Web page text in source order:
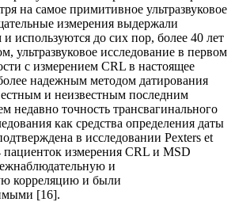
на самое примитивное ультразвуковое
измерения выдержали
используются до сих пор, более 40 лет
ультразвуковое исследование в первом
с измерением CRL в настоящее
надежным методом датирования
и неизвестным последним
недавно точность трансвагинального
как средства определения даты
в исследовании Pexters et
пациенток измерения CRL и MSD
и
корреляцию и были
[16].